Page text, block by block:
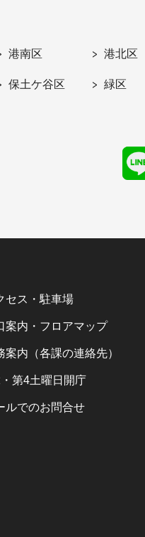
港南区 港北区
保土ケ谷区 緑区
セス・駐車場
案内・フロアマップ
案内（各課の連絡先）
第4土曜日開庁
ルでのお問合せ